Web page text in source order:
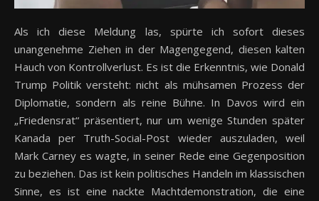
Als ich diese Meldung las, spürte ich sofort dieses
unangenehme Ziehen in der Magengegend, diesen kalten
Hauch von Kontrollverlust. Es ist die Erkenntnis, wie Donald
Trump Politik versteht: nicht als mühsamen Prozess der
Diplomatie, sondern als reine Bühne. In Davos wird ein
„Friedensrat“ präsentiert, nur um wenige Stunden später
Kanada per Truth-Social-Post wieder auszuladen, weil
Mark Carney es wagte, in seiner Rede eine Gegenposition
zu beziehen. Das ist kein politisches Handeln im klassischen
Sinne, es ist eine nackte Machtdemonstration, die eine